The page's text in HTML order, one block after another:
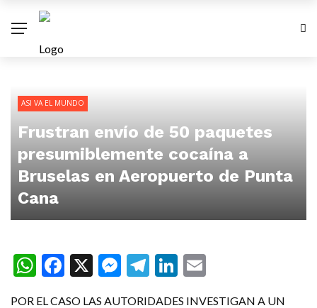
ASI VA EL MUNDO
Frustran envío de 50 paquetes
presumiblemente cocaína a
Bruselas en Aeropuerto de Punta
Cana
WhatsApp
Facebook
X Messenger
Telegram
LinkedIn
POR EL CASO LAS AUTORIDADES INVESTIGAN A UN